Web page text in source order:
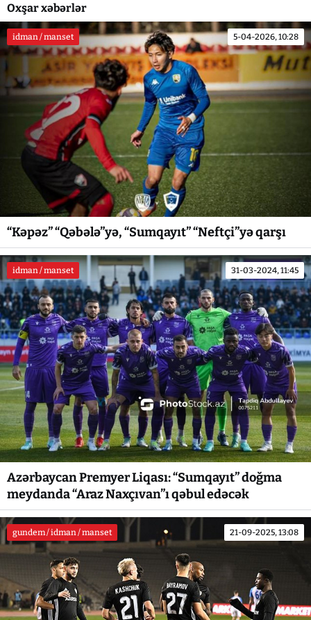
Oxşar xəbərlər
idman / manset 5-04-2026, 10:28
“Kəpəz” “Qəbələ”yə, “Sumqayıt” “Neftçi”yə qarşı
idman / manset 31-03-2024, 11:45
Azərbaycan Premyer Liqası: “Sumqayıt” doğma
meydanda “Araz Naxçıvan”ı qəbul edəcək
gundem / idman / manset 21-09-2025, 13:08